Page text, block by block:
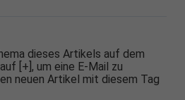
dieses Artikels auf dem
[+], um eine E-Mail zu
neuen Artikel mit diesem Tag